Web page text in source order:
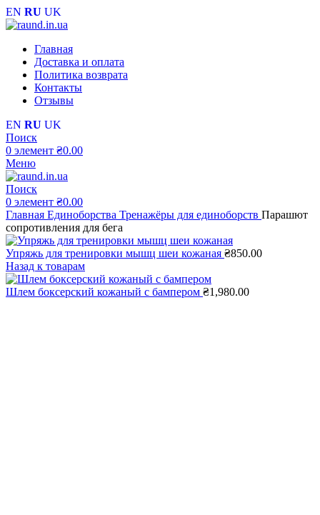
EN RU UK
Главная
Доставка и оплата
Политика возврата
Контакты
Отзывы
EN RU UK
Поиск
0 элемент ₴0.00
Меню
Поиск
0 элемент ₴0.00
Главная Единоборства Тренажёры для единоборств Парашют
сопротивления для бега
Упряжь для тренировки мышц шеи кожаная ₴850.00
Назад к товарам
Шлем боксерский кожаный с бампером ₴1,980.00